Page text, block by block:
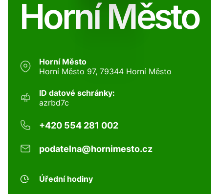
Horní Město
Horní Město
Horní Město 97, 79344 Horní Město
ID datové schránky:
azrbd7c
+420 554 281 002
podatelna@hornimesto.cz
Úřední hodiny